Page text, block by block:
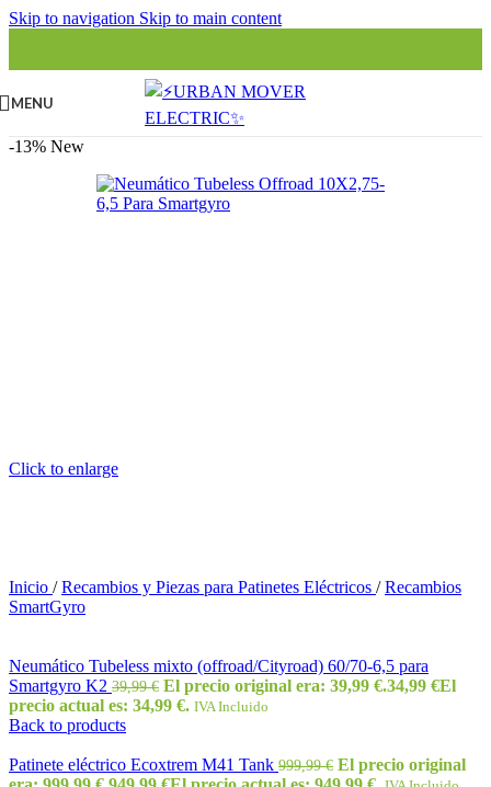
Skip to navigation Skip to main content
MENU
-13% New
Click to enlarge
Inicio / Recambios y Piezas para Patinetes Eléctricos / Recambios
SmartGyro
Neumático Tubeless mixto (offroad/Cityroad) 60/70-6,5 para
Smartgyro K2 39,99€ El precio original era: 39,99 €.34,99 €El
precio actual es: 34,99 €. IVA Incluido
Back to products
Patinete eléctrico Ecoxtrem M41 Tank 999,99€ El precio original